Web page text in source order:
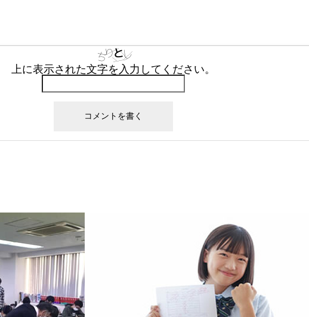
上に表示された文字を入力してください。